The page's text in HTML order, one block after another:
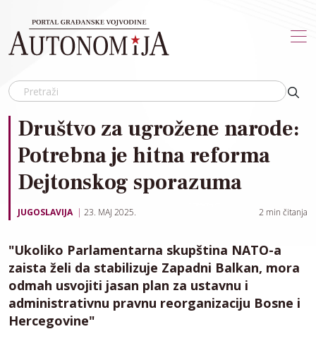
Društvo za ugrožene narode:
Potrebna je hitna reforma
Dejtonskog sporazuma
JUGOSLAVIJA 23. MAJ 2025. 2 min čitanja
"Ukoliko Parlamentarna skupština NATO-a
zaista želi da stabilizuje Zapadni Balkan, mora
odmah usvojiti jasan plan za ustavnu i
administrativnu pravnu reorganizaciju Bosne i
Hercegovine"